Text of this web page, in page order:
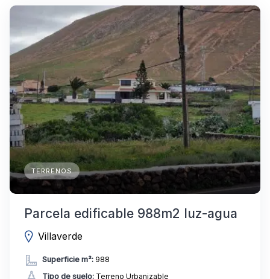
TERRENOS
Parcela edificable 988m2 luz-agua
Villaverde
Superficie m²: 988
Tipo de suelo: Terreno Urbanizable